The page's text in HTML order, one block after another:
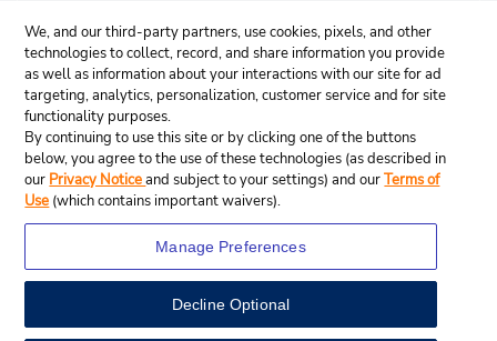
© Budget Rent A Car System, Inc., 2025.
We, and our third-party partners, use cookies, pixels, and other
technologies to collect, record, and share information you provide
as well as information about your interactions with our site for ad
targeting, analytics, personalization, customer service and for site
functionality purposes.
By continuing to use this site or by clicking one of the buttons
below, you agree to the use of these technologies (as described in
our Privacy Noticeand subject to your settings) and ourTerms of
Use (which contains important waivers).
Manage Preferences
Decline Optional